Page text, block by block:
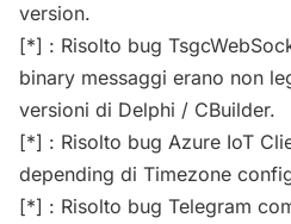
version.
[*] : Risolto bug
binary messaggi erano non
versioni di Delphi / CBuilder.
[*] : Risolto bug Azure IoT
depending di Timezone
[*] : Risolto bug Telegram